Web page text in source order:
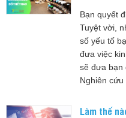
Bạn quyết
Tuyệt vời,
số yếu tố
đưa việc
sẽ đưa bạn
Nghiên cứu
Làm thế